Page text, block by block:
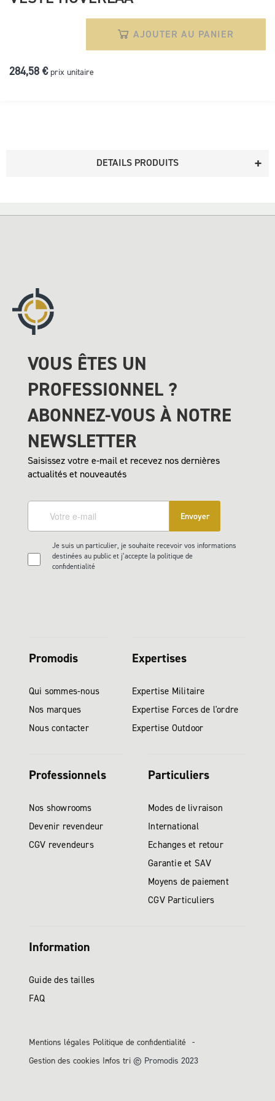
AJOUTER AU PANIER
284,58 € prix unitaire
DETAILS PRODUITS
VOUS ÊTES UN
PROFESSIONNEL ?
ABONNEZ-VOUS À NOTRE
NEWSLETTER
Saisissez votre e-mail et recevez nos dernières
actualités et nouveautés
Envoyer
Je suis un particulier, je souhaite recevoir vos informations
destinées au public et j’accepte la politique de
confidentialité
Promodis
Qui sommes-nous
Nos marques
Nous contacter
Expertises
Expertise Militaire
Expertise Forces de l'ordre
Expertise Outdoor
Professionnels
Nos showrooms
Devenir revendeur
CGV revendeurs
Particuliers
Modes de livraison
International
Echanges et retour
Garantie et SAV
Moyens de paiement
CGV Particuliers
Information
Guide des tailles
FAQ
Mentions légales Politique de confidentialité
Gestion des cookies Infos tri © Promodis 2023